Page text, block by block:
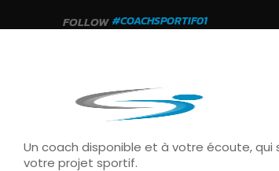
FOLLOW #COACHSPORTIF01
Un coach disponible et à votre écoute, qui
votre projet sportif.